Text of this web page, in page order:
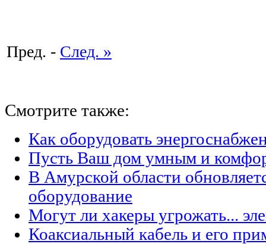
Пред. - След. »
Смотрите также:
Как оборудовать
Пусть Ваш дом умным и
В Амурской области
оборудование
Могут ли хакеры угрожать...
Коаксиальный кабель и его